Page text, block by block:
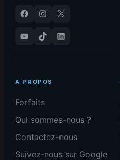
Facebook Instagram
X
YouTube
TikTok LinkedIn
À PROPOS
Forfaits
Qui sommes-nous ?
Contactez-nous
Suivez-nous sur Google